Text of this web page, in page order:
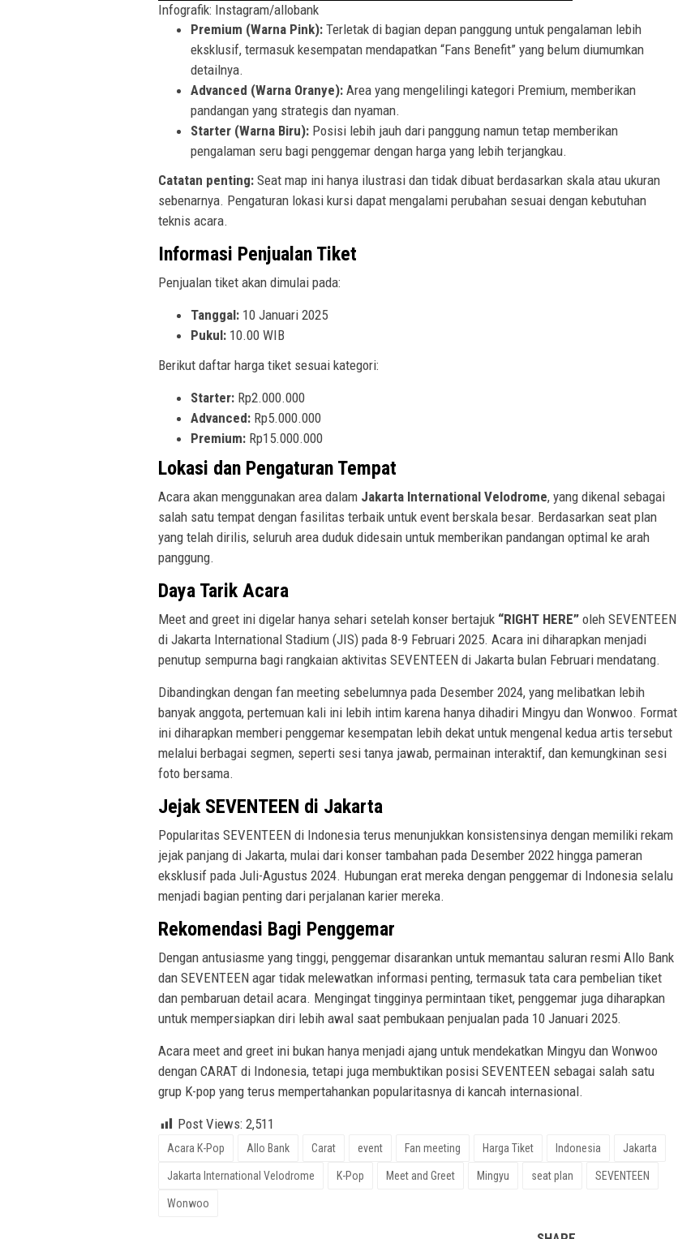
Infografik: Instagram/allobank
Premium (Warna Pink): Terletak di bagian depan panggung untuk pengalaman lebih
eksklusif, termasuk kesempatan mendapatkan “Fans Benefit” yang belum diumumkan
detailnya.
Advanced (Warna Oranye): Area yang mengelilingi kategori Premium, memberikan
pandangan yang strategis dan nyaman.
Starter (Warna Biru): Posisi lebih jauh dari panggung namun tetap memberikan
pengalaman seru bagi penggemar dengan harga yang lebih terjangkau.
Catatan penting: Seat map ini hanya ilustrasi dan tidak dibuat berdasarkan skala atau ukuran
sebenarnya. Pengaturan lokasi kursi dapat mengalami perubahan sesuai dengan kebutuhan
teknis acara.
Informasi Penjualan Tiket
Penjualan tiket akan dimulai pada:
Tanggal: 10 Januari 2025
Pukul: 10.00 WIB
Berikut daftar harga tiket sesuai kategori:
Starter: Rp2.000.000
Advanced: Rp5.000.000
Premium: Rp15.000.000
Lokasi dan Pengaturan Tempat
Acara akan menggunakan area dalam Jakarta International Velodrome, yang dikenal sebagai
salah satu tempat dengan fasilitas terbaik untuk event berskala besar. Berdasarkan seat plan
yang telah dirilis, seluruh area duduk didesain untuk memberikan pandangan optimal ke arah
panggung.
Daya Tarik Acara
Meet and greet ini digelar hanya sehari setelah konser bertajuk “RIGHT HERE” oleh SEVENTEEN
di Jakarta International Stadium (JIS) pada 8-9 Februari 2025. Acara ini diharapkan menjadi
penutup sempurna bagi rangkaian aktivitas SEVENTEEN di Jakarta bulan Februari mendatang.
Dibandingkan dengan fan meeting sebelumnya pada Desember 2024, yang melibatkan lebih
banyak anggota, pertemuan kali ini lebih intim karena hanya dihadiri Mingyu dan Wonwoo. Format
ini diharapkan memberi penggemar kesempatan lebih dekat untuk mengenal kedua artis tersebut
melalui berbagai segmen, seperti sesi tanya jawab, permainan interaktif, dan kemungkinan sesi
foto bersama.
Jejak SEVENTEEN di Jakarta
Popularitas SEVENTEEN di Indonesia terus menunjukkan konsistensinya dengan memiliki rekam
jejak panjang di Jakarta, mulai dari konser tambahan pada Desember 2022 hingga pameran
eksklusif pada Juli-Agustus 2024. Hubungan erat mereka dengan penggemar di Indonesia selalu
menjadi bagian penting dari perjalanan karier mereka.
Rekomendasi Bagi Penggemar
Dengan antusiasme yang tinggi, penggemar disarankan untuk memantau saluran resmi Allo Bank
dan SEVENTEEN agar tidak melewatkan informasi penting, termasuk tata cara pembelian tiket
dan pembaruan detail acara. Mengingat tingginya permintaan tiket, penggemar juga diharapkan
untuk mempersiapkan diri lebih awal saat pembukaan penjualan pada 10 Januari 2025.
Acara meet and greet ini bukan hanya menjadi ajang untuk mendekatkan Mingyu dan Wonwoo
dengan CARAT di Indonesia, tetapi juga membuktikan posisi SEVENTEEN sebagai salah satu
grup K-pop yang terus mempertahankan popularitasnya di kancah internasional.
Post Views: 2,511
Acara K-Pop Allo Bank Carat event Fan meeting Harga Tiket Indonesia Jakarta
Jakarta International Velodrome K-Pop Meet and Greet Mingyu seat plan SEVENTEEN
Wonwoo